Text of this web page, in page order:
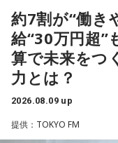
私はある男性と4年前
上で、高校教師です
と楽しくて、すぐに
く、3年半以上、毎日
り、海に行ったり、
楽しい時間を過ごして
男性との繋がりが日
約7割が“働き
給“30万円超”
算で未来をつ
力とは？
2026.08.09 up
提供：TOKYO FM